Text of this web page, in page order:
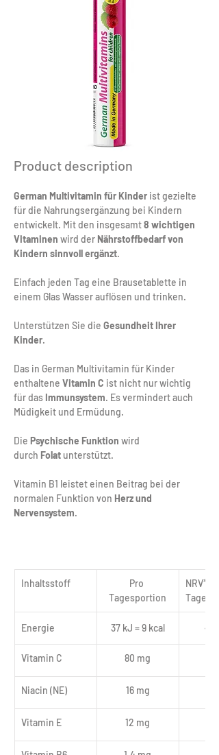
Product description
German Multivitamin für Kinder ist gezielte
für die Nahrungsergänzung bei Kindern
entwickelt. Mit den insgesamt 8 wichtigen
Vitaminen wird der Nährstoffbedarf von
Kindern sinnvoll ergänzt.
Einfach jeden Tag eine Brausetablette in
einem Glas Wasser auflösen und trinken.
Unterstützen Sie die Gesundheit Ihrer
Kinder.
Das in German Multivitamin für Kinder
enthaltene Vitamin C ist nicht nur wichtig
für das Immunsystem. Es vermindert auch
Müdigkeit und Ermüdung.
Die Psychische Funktion wird
durch Folat unterstützt.
Vitamin B1 leistet einen Beitrag bei der
normalen Funktion von Herz und
Nervensystem.
Inhaltsstoff
Pro
Tagesportion
NRV*
Energie 37 kJ = 9 kcal <
Vitamin C 80 mg
Niacin (NE) 16 mg
Vitamin E 12 mg